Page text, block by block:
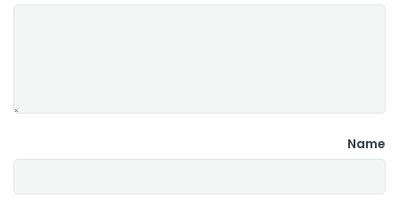
Name